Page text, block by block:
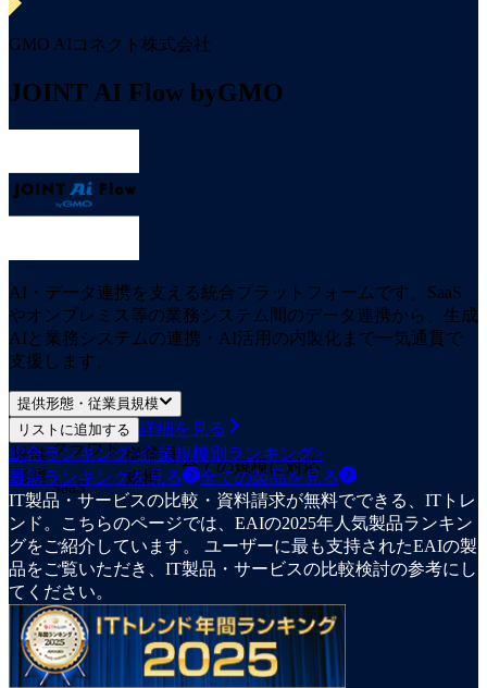
GMO AIコネクト株式会社
JOINT AI Flow byGMO
AI・データ連携を支える統合プラットフォームです。SaaS
やオンプレミス等の業務システム間のデータ連携から、生成
AIと業務システムの連携・AI活用の内製化まで一気通貫で
支援します。
提供形態・従業員規模
提供
形態
クラウド
SaaS
従業員
規模
全ての規模に対応
リストに追加する 詳細を見る
総合ランキング>企業規模別ランキング>
最新ランキングを見る
全ての製品を見る
IT製品・サービスの比較・資料請求が無料でできる、ITトレ
ンド。こちらのページでは、EAIの2025年人気製品ランキン
グをご紹介しています。 ユーザーに最も支持されたEAIの製
品をご覧いただき、IT製品・サービスの比較検討の参考にし
てください。